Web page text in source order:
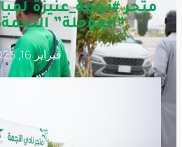
“المؤجلة” النجمةVS الجندل.
فبراير 16, 2025